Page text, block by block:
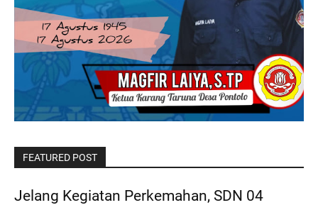
FEATURED POST
Jelang Kegiatan Perkemahan, SDN 04